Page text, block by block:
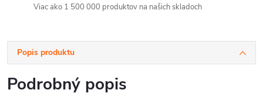
Viac ako 1 500 000 produktov na našich skladoch
Popis produktu
Podrobný popis